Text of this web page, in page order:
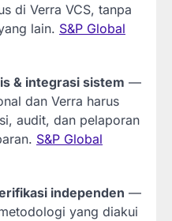
di Verra VCS, tanpa
lain. S&P Global
& integrasi sistem —
dan Verra harus
audit, dan pelaporan
S&P Global
independen —
yang diakui